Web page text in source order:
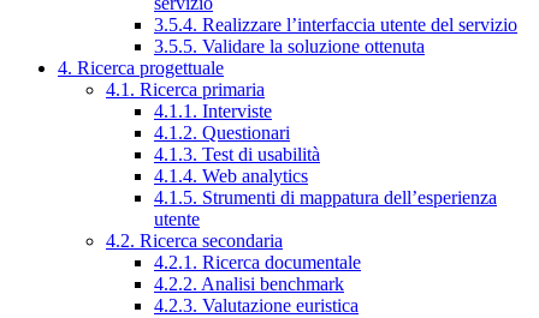
3.5.4. Realizzare l’interfaccia utente del servizio
3.5.5. Validare la soluzione ottenuta
4. Ricerca progettuale
4.1. Ricerca primaria
4.1.1. Interviste
4.1.2. Questionari
4.1.3. Test di usabilità
4.1.4. Web analytics
4.1.5. Strumenti di mappatura dell’esperienza
utente
4.2. Ricerca secondaria
4.2.1. Ricerca documentale
4.2.2. Analisi benchmark
4.2.3. Valutazione euristica